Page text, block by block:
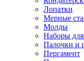
Лопатки
Мерные
Молды
Наборы
Палочки и
Пергамент